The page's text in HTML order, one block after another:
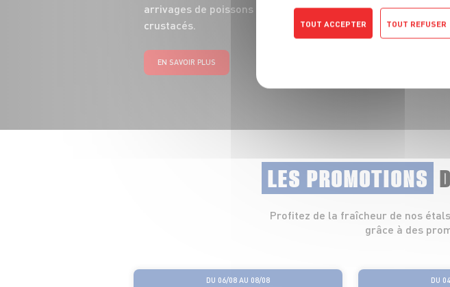
arrivages de poissons entiers, filets, coquillages et
crustacés.
EN SAVOIR PLUS
LES PROMOTIONS
Profitez de la fraîcheur de nos
grâce à des
DU 06/08 AU 08/08 DU
TOUT ACCEPTER TOUT REFUSER